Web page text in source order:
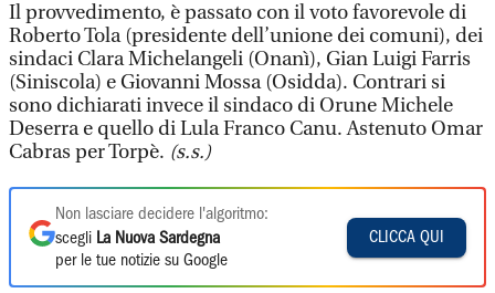
Il provvedimento, è passato con il voto favorevole di
Roberto Tola (presidente dell’unione dei comuni), dei
sindaci Clara Michelangeli (Onanì), Gian Luigi Farris
(Siniscola) e Giovanni Mossa (Osidda). Contrari si
sono dichiarati invece il sindaco di Orune Michele
Deserra e quello di Lula Franco Canu. Astenuto Omar
Cabras per Torpè. (s.s.)
Non lasciare decidere l'algoritmo:
scegli La Nuova Sardegna
per le tue notizie su Google
CLICCA QUI